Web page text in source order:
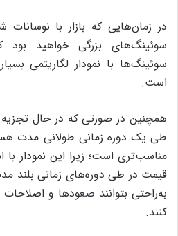
در زمان‌هایی که بازار با
سوئینگ‌های بزرگی خواهید
سوئینگ‌ها با نمودار لگاریتمی
است.
همچنین در صورتی که در حال
طی یک دوره زمانی طولانی مدت
مناسب‌تری است؛ زیرا این نمودار با
قیمت در طی دوره‌های زمانی بلند
به‌راحتی بتوانند صعودها و
کنند.